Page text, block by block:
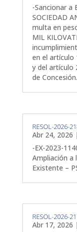
-Sancionar a
SOCIEDAD
multa en
MIL
en el artículo
y del artículo
de Concesión.
RESOL-2026-
Abr 24, 2026 |
-EX-2023-
Ampliación a
Existente –
RESOL-2026-
Abr 17, 2026 |